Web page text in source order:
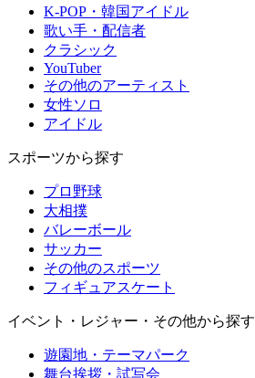
K-POP・韓国アイドル
歌い手・配信者
クラシック
YouTuber
その他のアーティスト
女性ソロ
アイドル
スポーツから探す
プロ野球
大相撲
バレーボール
サッカー
その他のスポーツ
フィギュアスケート
イベント・レジャー・その他から探す
遊園地・テーマパーク
舞台挨拶・試写会